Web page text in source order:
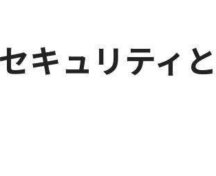
キュリティ